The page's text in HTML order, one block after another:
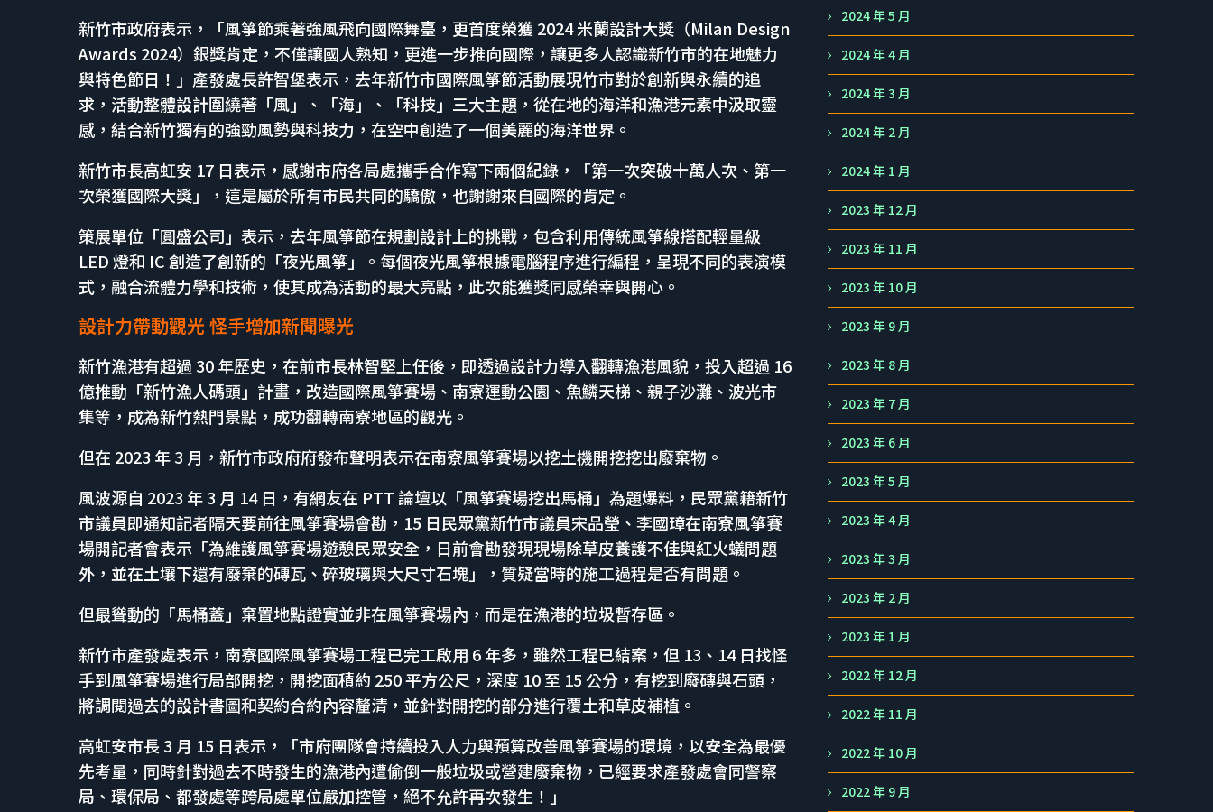
新竹市政府表示，「風箏節乘著強風飛向國際舞臺，更首度榮獲 2024 米蘭設計大獎（Milan Design
Awards 2024）銀獎肯定，不僅讓國人熟知，更進一步推向國際，讓更多人認識新竹市的在地魅力
與特色節日！」產發處長許智堡表示，去年新竹市國際風箏節活動展現竹市對於創新與永續的追
求，活動整體設計圍繞著「風」、「海」、「科技」三大主題，從在地的海洋和漁港元素中汲取靈
感，結合新竹獨有的強勁風勢與科技力，在空中創造了一個美麗的海洋世界。
新竹市長高虹安 17 日表示，感謝市府各局處攜手合作寫下兩個紀錄，「第一次突破十萬人次、第一
次榮獲國際大獎」，這是屬於所有市民共同的驕傲，也謝謝來自國際的肯定。
策展單位「圓盛公司」表示，去年風箏節在規劃設計上的挑戰，包含利用傳統風箏線搭配輕量級
LED 燈和 IC 創造了創新的「夜光風箏」。每個夜光風箏根據電腦程序進行編程，呈現不同的表演模
式，融合流體力學和技術，使其成為活動的最大亮點，此次能獲獎同感榮幸與開心。
設計力帶動觀光 怪手增加新聞曝光
新竹漁港有超過 30 年歷史，在前市長林智堅上任後，即透過設計力導入翻轉漁港風貌，投入超過 16
億推動「新竹漁人碼頭」計畫，改造國際風箏賽場、南寮運動公園、魚鱗天梯、親子沙灘、波光市
集等，成為新竹熱門景點，成功翻轉南寮地區的觀光。
但在 2023 年 3 月，新竹市政府府發布聲明表示在南寮風箏賽場以挖土機開挖挖出廢棄物。
風波源自 2023 年 3 月 14 日，有網友在 PTT 論壇以「風箏賽場挖出馬桶」為題爆料，民眾黨籍新竹
市議員即通知記者隔天要前往風箏賽場會勘，15 日民眾黨新竹市議員宋品瑩、李國璋在南寮風箏賽
場開記者會表示「為維護風箏賽場遊憩民眾安全，日前會勘發現現場除草皮養護不佳與紅火蟻問題
外，並在土壤下還有廢棄的磚瓦、碎玻璃與大尺寸石塊」，質疑當時的施工過程是否有問題。
但最聳動的「馬桶蓋」棄置地點證實並非在風箏賽場內，而是在漁港的垃圾暫存區。
新竹市產發處表示，南寮國際風箏賽場工程已完工啟用 6 年多，雖然工程已結案，但 13、14 日找怪
手到風箏賽場進行局部開挖，開挖面積約 250 平方公尺，深度 10 至 15 公分，有挖到廢磚與石頭，
將調閱過去的設計書圖和契約合約內容釐清，並針對開挖的部分進行覆土和草皮補植。
高虹安市長 3 月 15 日表示，「市府團隊會持續投入人力與預算改善風箏賽場的環境，以安全為最優
先考量，同時針對過去不時發生的漁港內遭偷倒一般垃圾或營建廢棄物，已經要求產發處會同警察
局、環保局、都發處等跨局處單位嚴加控管，絕不允許再次發生！」
2024 年 5 月
2024 年 4 月
2024 年 3 月
2024 年 2 月
2024 年 1 月
2023 年 12 月
2023 年 11 月
2023 年 10 月
2023 年 9 月
2023 年 8 月
2023 年 7 月
2023 年 6 月
2023 年 5 月
2023 年 4 月
2023 年 3 月
2023 年 2 月
2023 年 1 月
2022 年 12 月
2022 年 11 月
2022 年 10 月
2022 年 9 月